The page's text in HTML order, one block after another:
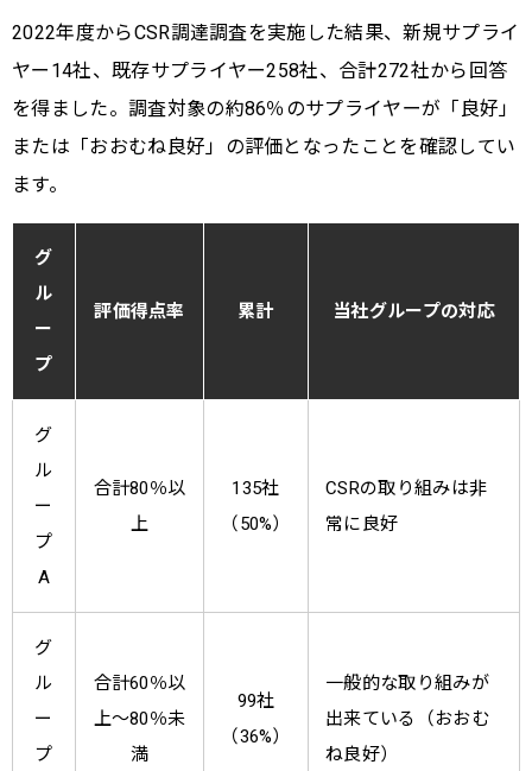
2022年度からCSR調達調査を実施した結果、新規サプライ
ヤー14社、既存サプライヤー258社、合計272社から回答
を得ました。調査対象の約86％のサプライヤーが「良好」
または「おおむね良好」の評価となったことを確認してい
ます。
グ
ル
ー
プ
評価得点率 累計 当社グループの対応
グ
ル
ー
プ
A
合計80％以
上
135社
（50%）
CSRの取り組みは非
常に良好
グ
ル
ー
プ
合計60％以
上～80％未
満
99社
（36%）
一般的な取り組みが
出来ている（おおむ
ね良好）